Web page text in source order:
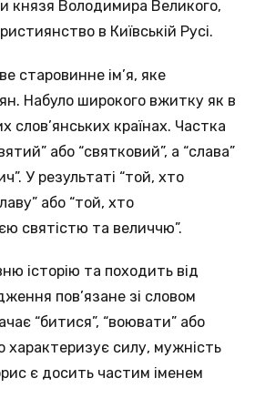
князя Володимира Великого,
в Київській Русі.
старовинне ім’я, яке
Набуло широкого вжитку як в
слов’янських країнах. Частка
або “святковий”, а “слава”
У результаті “той, хто
або “той, хто
святістю та величчю”.
історію та походить від
пов’язане зі словом
“битися”, “воювати” або
характеризує силу, мужність
є досить частим іменем